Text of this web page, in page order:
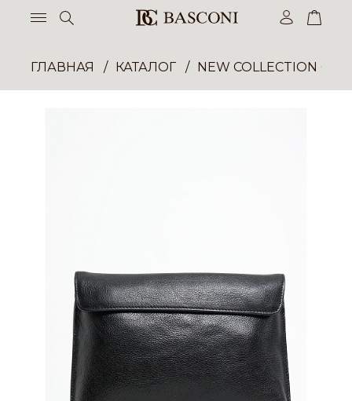
ГЛАВНАЯ КАТАЛОГ NEW COLLECTION